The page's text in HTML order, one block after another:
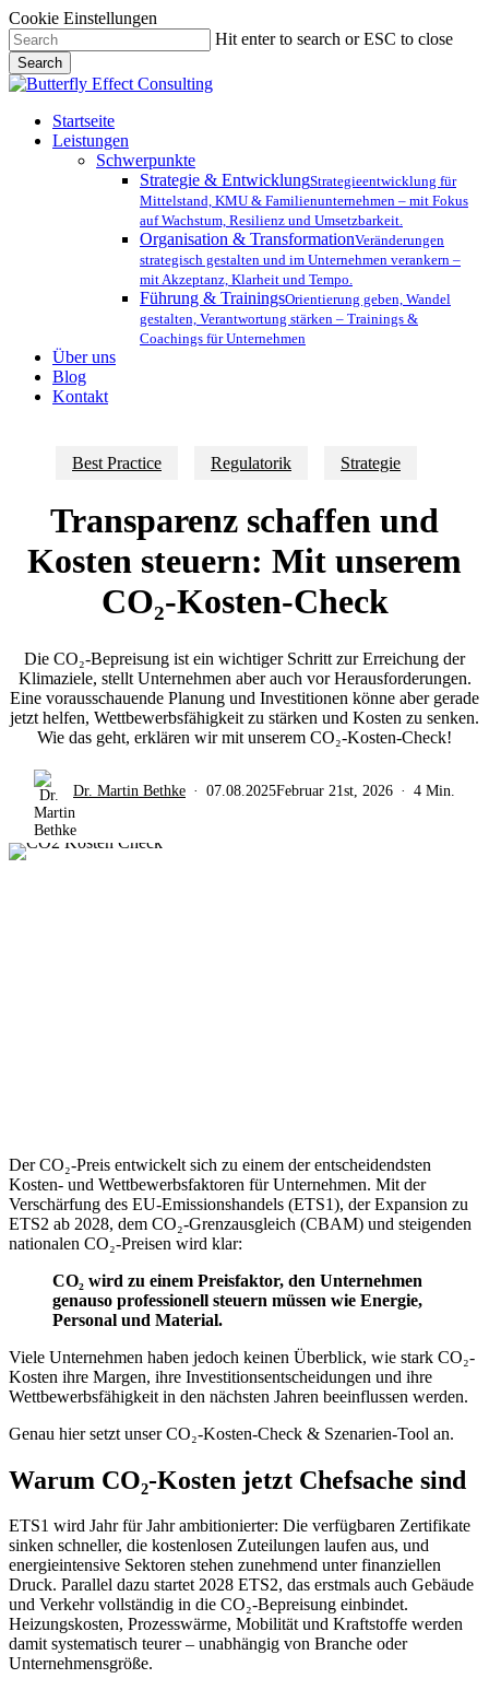
Cookie Einstellungen
Skip
to
main
content
Hit enter to search or ESC to close
Search
Close
Menu
Startseite
Leistungen
Schwerpunkte
Strategie & EntwicklungStrategieentwicklung für
Mittelstand, KMU & Familienunternehmen – mit Fokus
auf Wachstum, Resilienz und Umsetzbarkeit.
Organisation & TransformationVeränderungen
strategisch gestalten und im Unternehmen verankern –
mit Akzeptanz, Klarheit und Tempo.
Führung & TrainingsOrientierung geben, Wandel
gestalten, Verantwortung stärken – Trainings &
Coachings für Unternehmen
Über uns
Blog
Kontakt
Best Practice Regulatorik Strategie
Transparenz schaffen und
Kosten steuern: Mit unserem
CO₂-Kosten-Check
Die CO₂-Bepreisung ist ein wichtiger Schritt zur Erreichung der
Klimaziele, stellt Unternehmen aber auch vor Herausforderungen.
Eine vorausschauende Planung und Investitionen könne aber gerade
jetzt helfen, Wettbewerbsfähigkeit zu stärken und Kosten zu senken.
Wie das geht, erklären wir mit unserem CO₂-Kosten-Check!
Dr. Martin Bethke 07.08.2025Februar 21st, 2026 4 Min.
Der CO₂-Preis entwickelt sich zu einem der entscheidendsten
Kosten- und Wettbewerbsfaktoren für Unternehmen. Mit der
Verschärfung des EU-Emissionshandels (ETS1), der Expansion zu
ETS2 ab 2028, dem CO₂-Grenzausgleich (CBAM) und steigenden
nationalen CO₂-Preisen wird klar:
CO₂ wird zu einem Preisfaktor, den Unternehmen
genauso professionell steuern müssen wie Energie,
Personal und Material.
Viele Unternehmen haben jedoch keinen Überblick, wie stark CO₂-
Kosten ihre Margen, ihre Investitionsentscheidungen und ihre
Wettbewerbsfähigkeit in den nächsten Jahren beeinflussen werden.
Genau hier setzt unser CO₂-Kosten-Check & Szenarien-Tool an.
Warum CO₂-Kosten jetzt Chefsache sind
ETS1 wird Jahr für Jahr ambitionierter: Die verfügbaren Zertifikate
sinken schneller, die kostenlosen Zuteilungen laufen aus, und
energieintensive Sektoren stehen zunehmend unter finanziellen
Druck. Parallel dazu startet 2028 ETS2, das erstmals auch Gebäude
und Verkehr vollständig in die CO₂-Bepreisung einbindet.
Heizungskosten, Prozesswärme, Mobilität und Kraftstoffe werden
damit systematisch teurer – unabhängig von Branche oder
Unternehmensgröße.